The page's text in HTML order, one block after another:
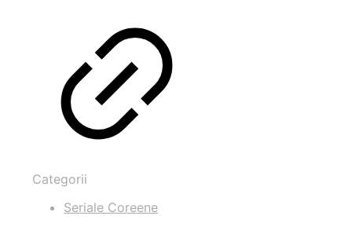
Categorii
Seriale Coreene